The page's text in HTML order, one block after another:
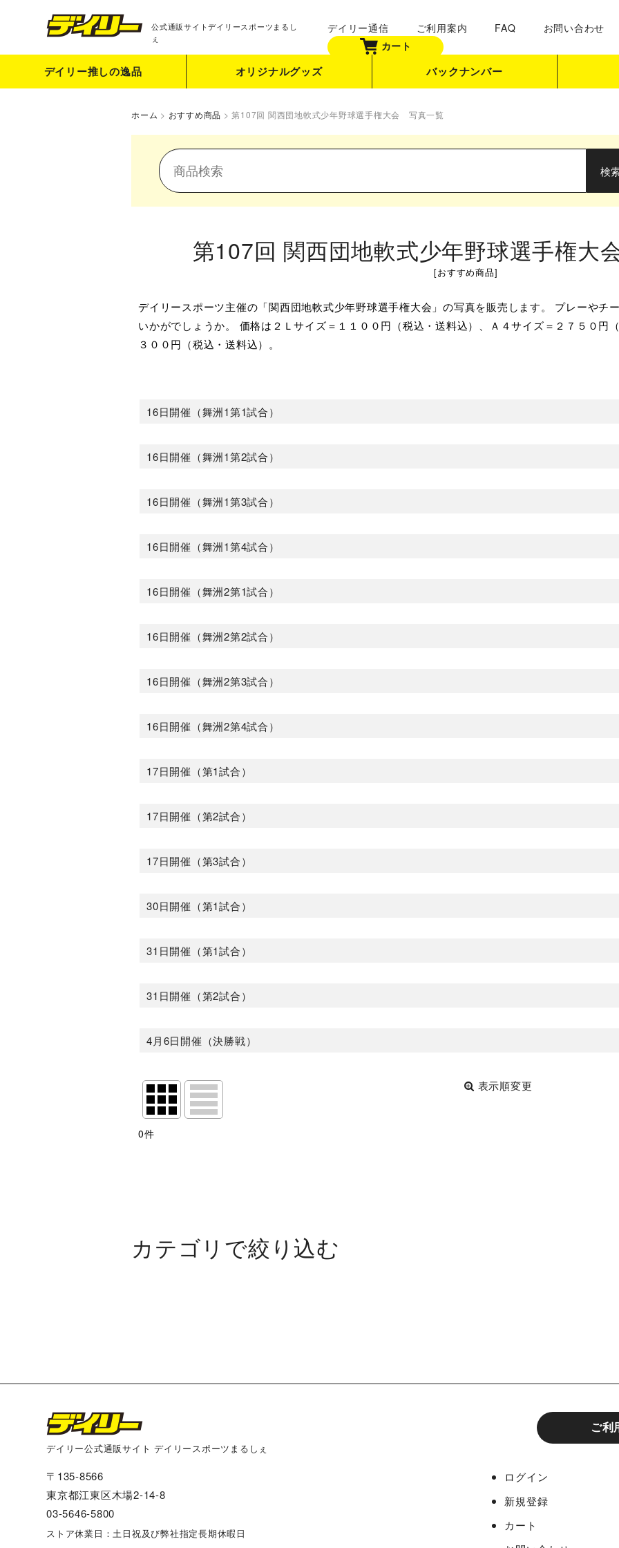
公式通販サイトデイリースポーツまるし
ぇ
デイリー通信 ご利用案内 FAQ
お問い合わせ
カート
デイリー推しの逸品 オリジナルグッズ バックナンバー
ホーム > おすすめ商品 > 第107回 関西団地軟式少年野球選手権大会 写真一覧
第107回 関西団地軟式少年野球選手権
[おすすめ商品]
デイリースポーツ主催の「関西団地軟式少年野球選手権大会」の写真を販売します。 プレーやチ
いかがでしょうか。 価格は２Ｌサイズ＝１１００円（税込・送料込）、Ａ４サイズ＝２７５０円
３００円（税込・送料込）。
16日開催（舞洲1第1試合）
16日開催（舞洲1第2試合）
16日開催（舞洲1第3試合）
16日開催（舞洲1第4試合）
16日開催（舞洲2第1試合）
16日開催（舞洲2第2試合）
16日開催（舞洲2第3試合）
16日開催（舞洲2第4試合）
17日開催（第1試合）
17日開催（第2試合）
17日開催（第3試合）
30日開催（第1試合）
31日開催（第1試合）
31日開催（第2試合）
4月6日開催（決勝戦）
表示順変更
サブカテゴリ
0件
カテゴリで絞り込む
16日開催 金岡対晴美台
デイリー公式通販サイト デイリースポーツまるしぇ
〒135-8566
東京都江東区木場2-14-8
03-5646-5800
ストア休業日：土日祝及び弊社指定長期休暇日
ご利
ログイン
新規登録
カート